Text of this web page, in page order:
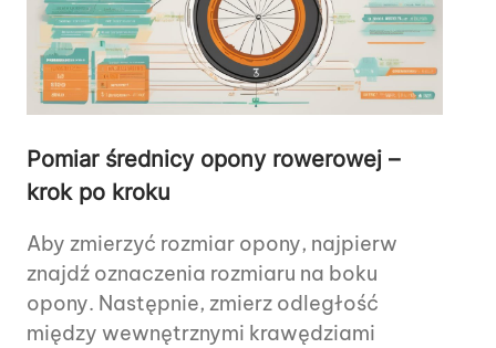
Pomiar średnicy opony rowerowej –
krok po kroku
Aby zmierzyć rozmiar opony, najpierw
znajdź oznaczenia rozmiaru na boku
opony. Następnie, zmierz odległość
między wewnętrznymi krawędziami